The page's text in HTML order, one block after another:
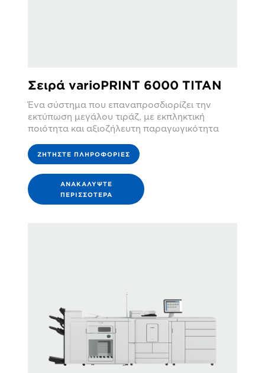
Σειρά varioPRINT 6000 TITAN
Ένα σύστημα που επαναπροσδιορίζει την
εκτύπωση μεγάλου τιράζ, με εκπληκτική
ποιότητα και αξιοζήλευτη παραγωγικότητα
ΖΗΤΉΣΤΕ ΠΛΗΡΟΦΟΡΊΕΣ
ΑΝΑΚΑΛΎΨΤΕ
ΠΕΡΙΣΣΌΤΕΡΑ